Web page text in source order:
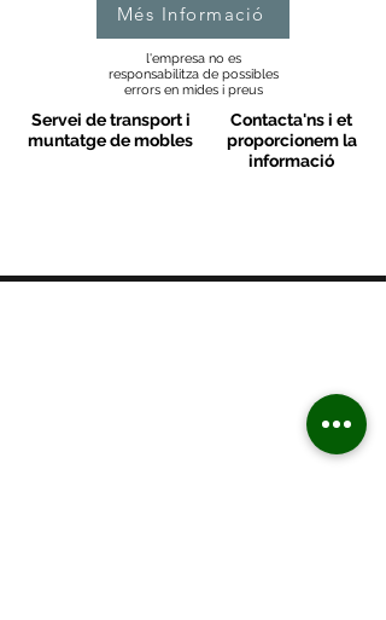
Més Informació
l'empresa no es
responsabilitza de possibles
errors en mides i preus
Servei de transport i
muntatge de mobles
Contacta'ns i et
proporcionem la
informació